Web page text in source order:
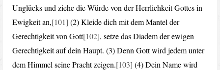
Unglücks und ziehe die Würde von der Herrlichkeit Gottes in
Ewigkeit an,[101] (2) Kleide dich mit dem Mantel der
Gerechtigkeit von Gott[102], setze das Diadem der ewigen
Gerechtigkeit auf dein Haupt. (3) Denn Gott wird jedem unter
dem Himmel seine Pracht zeigen.[103] (4) Dein Name wird